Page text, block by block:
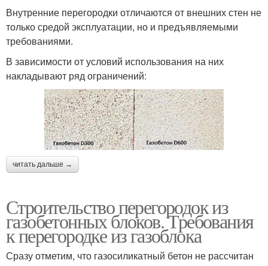
Внутренние перегородки отличаются от внешних стен не
только средой эксплуатации, но и предъявляемыми
требованиями.
В зависимости от условий использования на них
накладывают ряд ограничений:
читать дальше →
Строительство перегородок из
газобетонных блоков. Требования
к перегородке из газоблока
Сразу отметим, что газосиликатный бетон не рассчитан